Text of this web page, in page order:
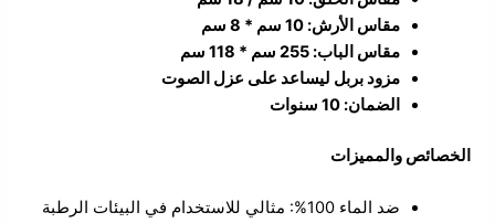
مقاس الأرش: 10 سم * 8 سم
مقاس الباب: 255 سم * 118 سم
مزود بربل ليساعد على عزل الصوت
الضمان: 10 سنوات
الخصائص والمميزات
ضد الماء 100%: مثالي للاستخدام في البيئات الرطبة